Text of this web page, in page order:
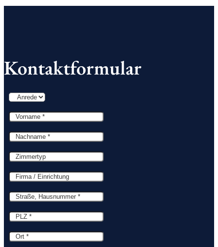
Gleichgewichts- / Koordinationstraining
30
Kontaktformular